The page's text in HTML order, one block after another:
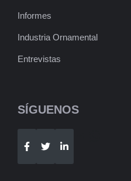
Informes
Industria Ornamental
Entrevistas
SÍGUENOS
Telegram